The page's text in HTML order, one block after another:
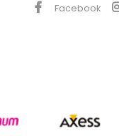
Facebook